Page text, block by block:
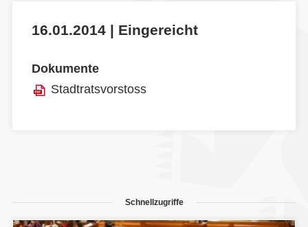
16.01.2014 | Eingereicht
Dokumente
Stadtratsvorstoss
Schnellzugriffe